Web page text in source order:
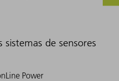
de sensores